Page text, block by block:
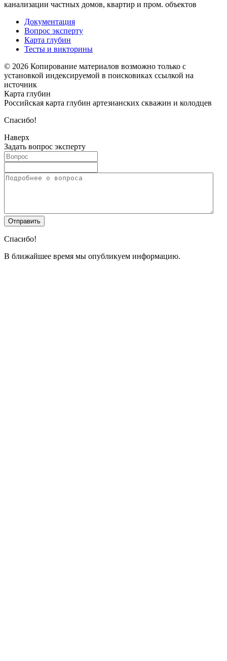
канализации частных домов, квартир и пром. объектов
Документация
Вопрос эксперту
Карта глубин
Тесты и викторины
© 2026 Копирование материалов возможно только с
установкой индексируемой в поисковиках ссылкой на
источник
Карта глубин
Российская карта глубин артезианских скважин и колодцев
Спасибо!
Наверх
Задать вопрос эксперту
Спасибо!
В ближайшее время мы опубликуем информацию.